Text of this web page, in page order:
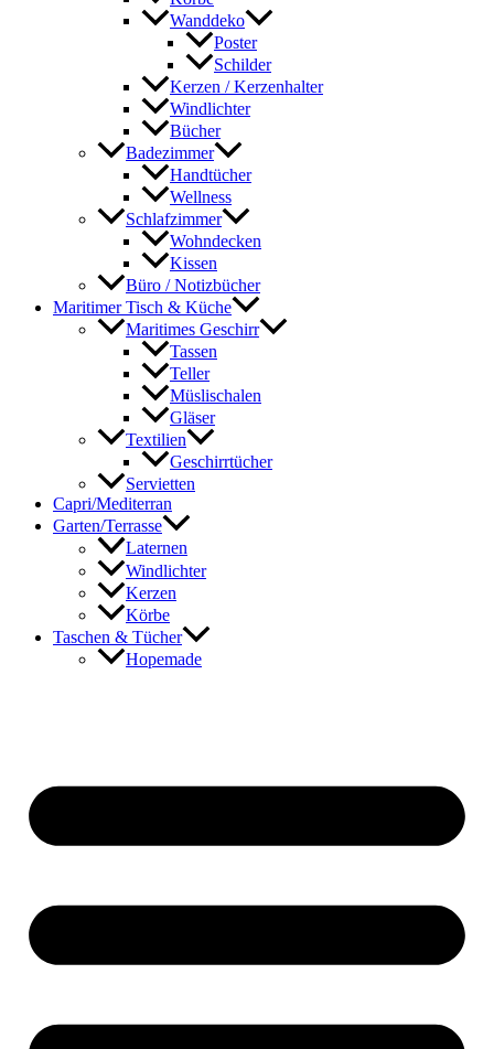
Wanddeko
Poster
Schilder
Kerzen / Kerzenhalter
Windlichter
Bücher
Badezimmer
Handtücher
Wellness
Schlafzimmer
Wohndecken
Kissen
Büro / Notizbücher
Maritimer Tisch & Küche
Maritimes Geschirr
Tassen
Teller
Müslischalen
Gläser
Textilien
Geschirrtücher
Servietten
Capri/Mediterran
Garten/Terrasse
Laternen
Windlichter
Kerzen
Körbe
Taschen & Tücher
Hopemade